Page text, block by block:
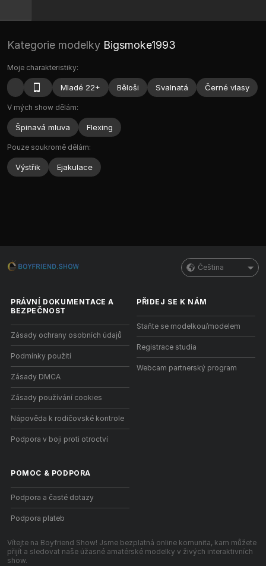
Kategorie modelky Bigsmoke1993
Moje charakteristiky:
Mladé 22+ Běloši Svalnatá Černé vlasy
V mých show dělám:
Špinavá mluva Flexing
Pouze soukromě dělám:
Výstřik Ejakulace
Čeština
PRÁVNÍ DOKUMENTACE A
BEZPEČNOST
Zásady ochrany osobních údajů
Podmínky použití
Zásady DMCA
Zásady používání cookies
Nápověda k rodičovské kontrole
Podpora v boji proti otroctví
PŘIDEJ SE K NÁM
Staňte se modelkou/modelem
Registrace studia
Webcam partnerský program
POMOC & PODPORA
Podpora a časté dotazy
Podpora plateb
Vítejte na Boyfriend Show! Jsme bezplatná online komunita, kam můžete
přijít a sledovat naše úžasné amatérské modelky v živých interaktivních
show.